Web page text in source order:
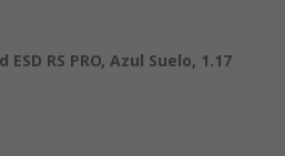
RS PRO, Azul Suelo, 1.17